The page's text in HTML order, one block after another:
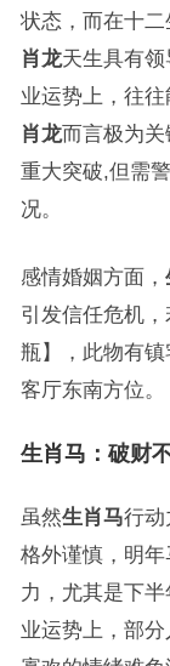
状态，而在十二
肖龙天生具有
业运势上，往
肖龙而言极为关
重大突破,但需
况。
感情婚姻方面，
引发信任危机
瓶】，此物有
客厅东南方位。
生肖马：破财
虽然生肖马行动
格外谨慎，明年
力，尤其是下
业运势上，部